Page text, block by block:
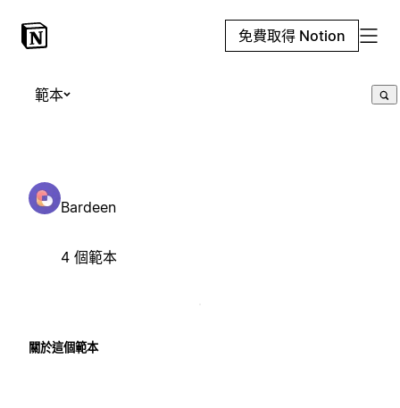
免費取得 Notion
範本
Bardeen
4 個範本
關於這個範本